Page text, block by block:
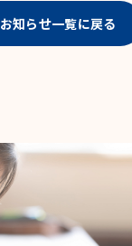
お知らせ一覧に戻る